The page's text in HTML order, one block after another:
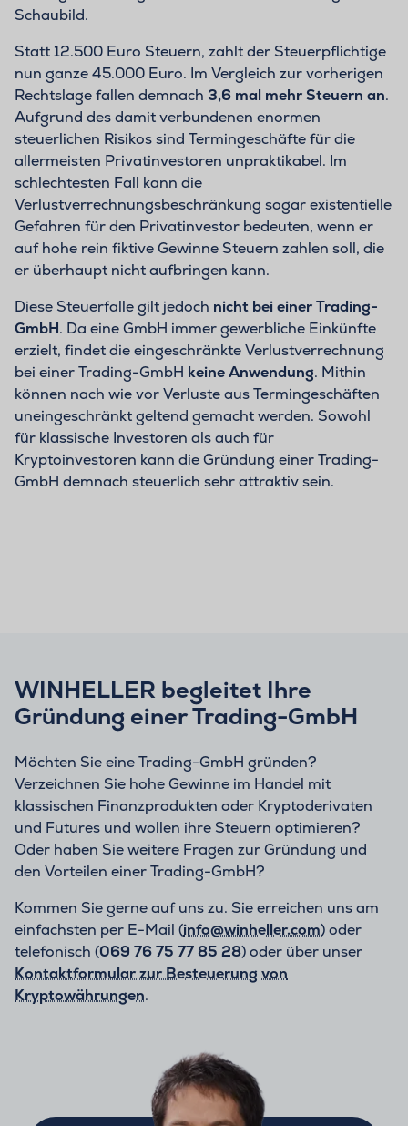
Schaubild.
Statt 12.500 Euro Steuern, zahlt der Steuerpflichtige
nun ganze 45.000 Euro. Im Vergleich zur vorherigen
Rechtslage fallen demnach 3,6 mal mehr Steuern an.
Aufgrund des damit verbundenen enormen
steuerlichen Risikos sind Termingeschäfte für die
allermeisten Privatinvestoren unpraktikabel. Im
schlechtesten Fall kann die
Verlustverrechnungsbeschränkung sogar existentielle
Gefahren für den Privatinvestor bedeuten, wenn er
auf hohe rein fiktive Gewinne Steuern zahlen soll, die
er überhaupt nicht aufbringen kann.
Diese Steuerfalle gilt jedoch nicht bei einer Trading-
GmbH. Da eine GmbH immer gewerbliche Einkünfte
erzielt, findet die eingeschränkte Verlustverrechnung
bei einer Trading-GmbH keine Anwendung. Mithin
können nach wie vor Verluste aus Termingeschäften
uneingeschränkt geltend gemacht werden. Sowohl
für klassische Investoren als auch für
Kryptoinvestoren kann die Gründung einer Trading-
GmbH demnach steuerlich sehr attraktiv sein.
WINHELLER begleitet Ihre
Gründung einer Trading-GmbH
Möchten Sie eine Trading-GmbH gründen?
Verzeichnen Sie hohe Gewinne im Handel mit
klassischen Finanzprodukten oder Kryptoderivaten
und Futures und wollen ihre Steuern optimieren?
Oder haben Sie weitere Fragen zur Gründung und
den Vorteilen einer Trading-GmbH?
Kommen Sie gerne auf uns zu. Sie erreichen uns am
einfachsten per E-Mail (info@winheller.com) oder
telefonisch (069 76 75 77 85 28) oder über unser
Kontaktformular zur Besteuerung von
Kryptowährungen.